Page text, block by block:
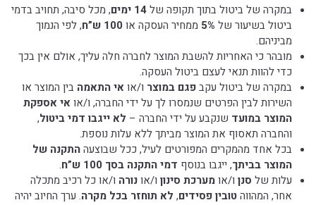
במקרה של ביטול בתוך תקופה של14 ימים
, מכל סיבה, תחויב בדמי
ביטול בשיעור של 5% ממחיר העסקה או100 ש”ח
, לפי הנמוך
מביניהם.
מובהר כי האחריות להשבת המוצר לחברה חלה עליך, אולם אין בכך
כדי להוות תנאי לעצם ביטול העסקה.
במקרה של ביטול עקבפגם במוצר ו/אואי התאמה בין המוצר או
השירות לבין הפרטים שנמסרו לך על ידי החברה, ו/אואי אספקת
המוצר במועד שנקבע על ידי החברה – לא ייגבו דמי ביטול,
והחברה תאסוף את המוצר מביתך ללא עלות נוספת.
בכל אחד מהמקרים המפורטים לעיל, ככל שבוצעההתקנה של
המוצר בביתך, ייגבו בנוסף דמי התקנה בסך 100 ש”ח
.
עלות של סנן ו/אומערכת סינון ו/אונורה ו/או כל רכיב מתכלה
אחר, המהווהטובין פסידים, לא תוחזר בכל מקרה. ערך החיוב יהיה